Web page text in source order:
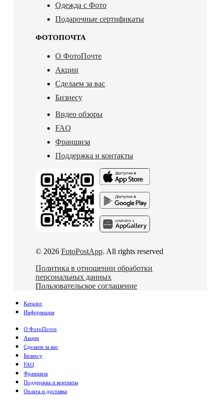
Одежда с Фото
Подарочные сертификаты
ФОТОПОЧТА
О ФотоПочте
Акции
Сделаем за вас
Бизнесу
Видео обзоры
FAQ
Франшиза
Поддержка и контакты
© 2026 FotoPostApp. All rights reserved
Политика в отношении обработки
персональных данных
Пользовательское соглашение
Каталог
Информация
О ФотоПочте
Акции
Сделаем за вас
Бизнесу
FAQ
Франшиза
Поддержка и контакты
Оплата и доставка